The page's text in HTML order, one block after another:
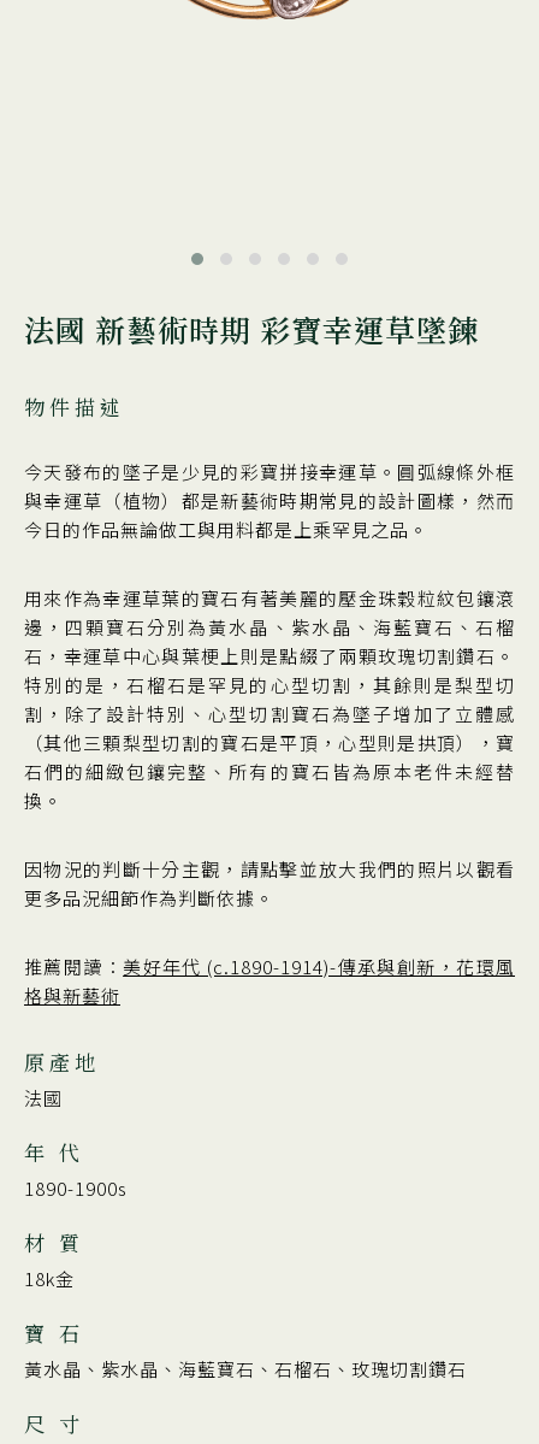
法國 新藝術時期 彩寶幸運草墜鍊
物件描述
今天發布的墜子是少見的彩寶拼接幸運草。圓弧線條外框
與幸運草（植物）都是新藝術時期常見的設計圖樣，然而
今日的作品無論做工與用料都是上乘罕見之品。
用來作為幸運草葉的寶石有著美麗的壓金珠穀粒紋包鑲滾
邊，四顆寶石分別為黃水晶、紫水晶、海藍寶石、石榴
石，幸運草中心與葉梗上則是點綴了兩顆玫瑰切割鑽石。
特別的是，石榴石是罕見的心型切割，其餘則是梨型切
割，除了設計特別、心型切割寶石為墜子增加了立體感
（其他三顆梨型切割的寶石是平頂，心型則是拱頂），寶
石們的細緻包鑲完整、所有的寶石皆為原本老件未經替
換。
因物況的判斷十分主觀，請點擊並放大我們的照片以觀看
更多品況細節作為判斷依據。
推薦閱讀： 美好年代 (c.1890-1914)-傳承與創新，花環風
格與新藝術
原產地
法國
年 代
1890-1900s
材 質
18k金
寶 石
黃水晶、紫水晶、海藍寶石、石榴石、玫瑰切割鑽石
尺 寸